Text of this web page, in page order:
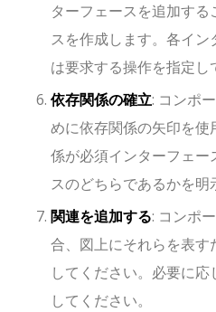
ターフェースを追加す
スを作成します。各イ
は要求する操作を指定し
依存関係の確立: コンポ
めに依存関係の矢印を
係が必須インターフェ
スのどちらであるかを明
関連を追加する: コンポ
合、図上にそれらを表
してください。必要に
してください。